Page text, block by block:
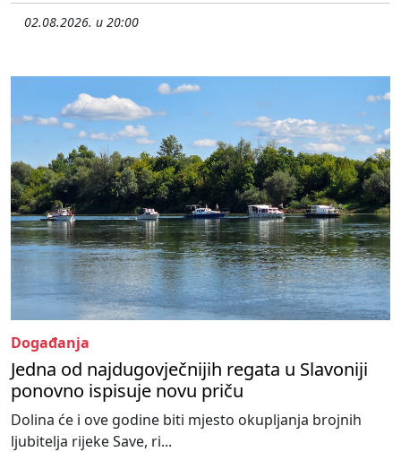
02.08.2026. u 20:00
Događanja
Jedna od najdugovječnijih regata u Slavoniji
ponovno ispisuje novu priču
Dolina će i ove godine biti mjesto okupljanja brojnih
ljubitelja rijeke Save, ri...